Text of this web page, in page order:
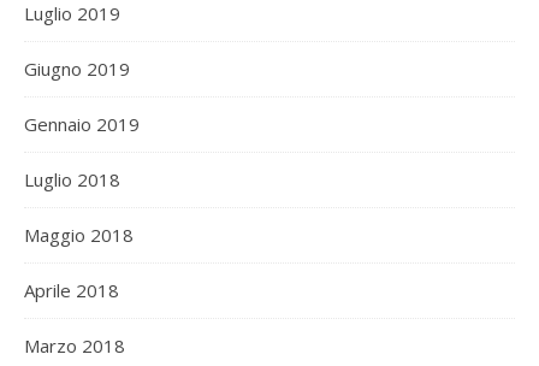
Luglio 2019
Giugno 2019
Gennaio 2019
Luglio 2018
Maggio 2018
Aprile 2018
Marzo 2018